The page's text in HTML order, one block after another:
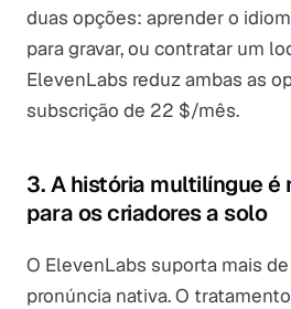
duas opções: aprender o
para gravar, ou contratar um
ElevenLabs reduz ambas as
subscrição de 22 $/mês.
3. A história multilíngue é
para os criadores a solo
O ElevenLabs suporta mais
pronúncia nativa. O